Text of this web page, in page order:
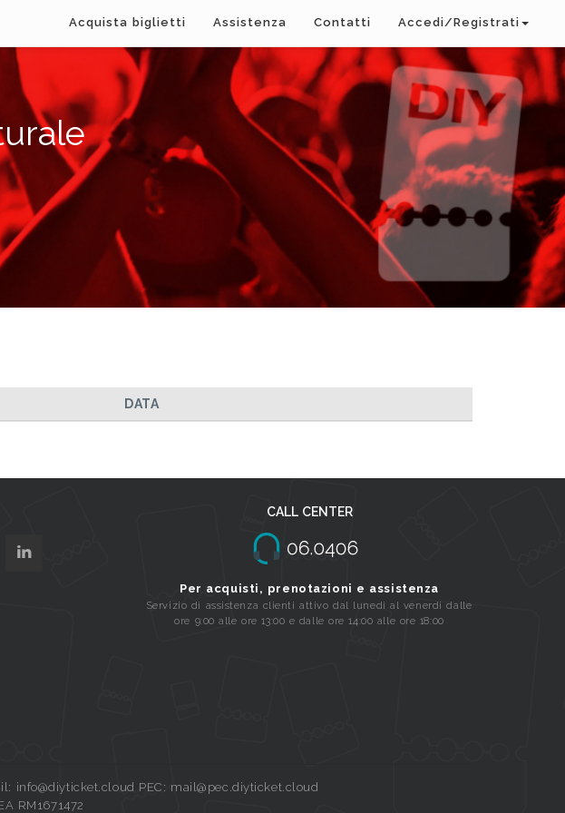
Acquista biglietti Assistenza Contatti Accedi/Registrati
DATA
CALL CENTER
Per acquisti, prenotazioni e assistenza
Servizio di assistenza clienti attivo dal lunedi al venerdi dalle
ore 9:00 alle ore 13:00 e dalle ore 14:00 alle ore 18:00
info@diyticket.cloud PEC: mail@pec.diyticket.cloud
RM1671472